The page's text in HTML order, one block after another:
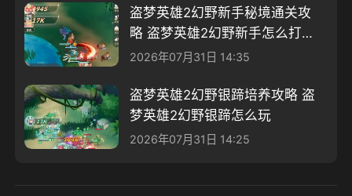
盗梦英雄2幻野新手秘境通关攻
略 盗梦英雄2幻野新手怎么打秘
境
2026年07月31日 14:35
盗梦英雄2幻野银蹄培养攻略 盗
梦英雄2幻野银蹄怎么玩
2026年07月31日 14:25